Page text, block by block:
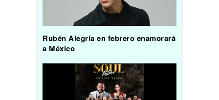
Rubén Alegría en febrero enamorará
a México